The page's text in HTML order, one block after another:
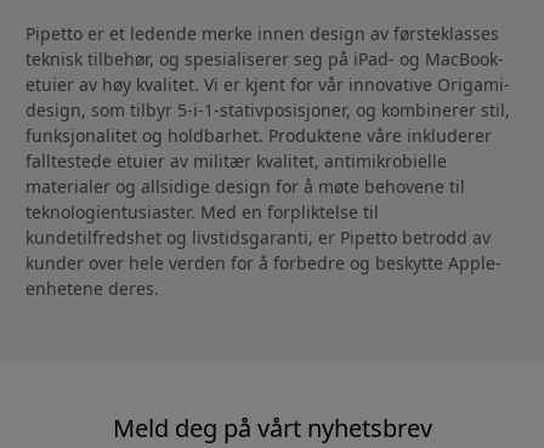
Pipetto er et ledende merke innen design av førsteklasses
teknisk tilbehør, og spesialiserer seg på iPad- og MacBook-
etuier av høy kvalitet. Vi er kjent for vår innovative Origami-
design, som tilbyr 5-i-1-stativposisjoner, og kombinerer stil,
funksjonalitet og holdbarhet. Produktene våre inkluderer
falltestede etuier av militær kvalitet, antimikrobielle
materialer og allsidige design for å møte behovene til
teknologientusiaster. Med en forpliktelse til
kundetilfredshet og livstidsgaranti, er Pipetto betrodd av
kunder over hele verden for å forbedre og beskytte Apple-
enhetene deres.
Meld deg på vårt nyhetsbrev